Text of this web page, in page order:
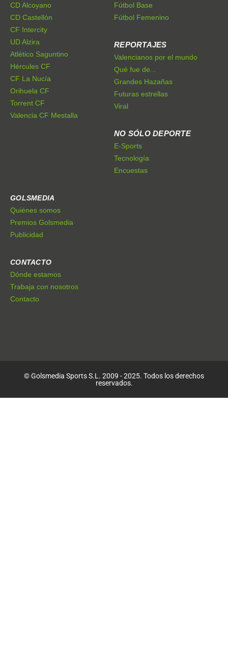
CD Alcoyano
CD Castellón
CF Intercity
UD Alzira
Atlético Saguntino
Hércules CF
CF La Nucía
Orihuela CF
Torrent CF
Valencia CF Mestalla
Fútbol Base
Fútbol Femenino
REPORTAJES
Valencianos por el mundo
Qué fue de...
Grandes Hazañas
Futuras estrellas
Viral
NO SÓLO DEPORTE
E-Sports
Tecnología
Encuestas
GOLSMEDIA
Quiénes somos
Premios Golsmedia
Publicidad
CONTACTO
Dónde estamos
Trabaja con nosotros
Contacto
© Golsmedia Sports S.L. 2009 - 2025. Todos los derechos
reservados.